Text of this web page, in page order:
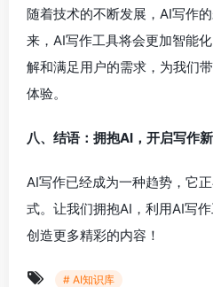
随着技术的不断发展，AI写作
来，AI写作工具将会更加智能
解和满足用户的需求，为我们
体验。
八、结语：拥抱AI，开启写作
AI写作已经成为一种趋势，它
式。让我们拥抱AI，利用AI写
创造更多精彩的内容！
# AI知识库